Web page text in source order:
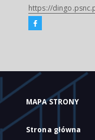
https://
MAPA STRONY
Strona główna